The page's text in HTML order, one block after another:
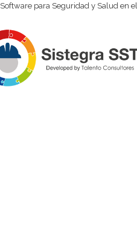
Software para Seguridad y Salud en el